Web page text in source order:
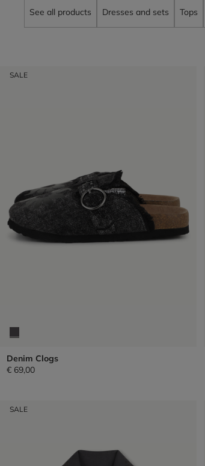
See all products Dresses and sets Tops
SALE
Denim Clogs
€ 69,00
SALE